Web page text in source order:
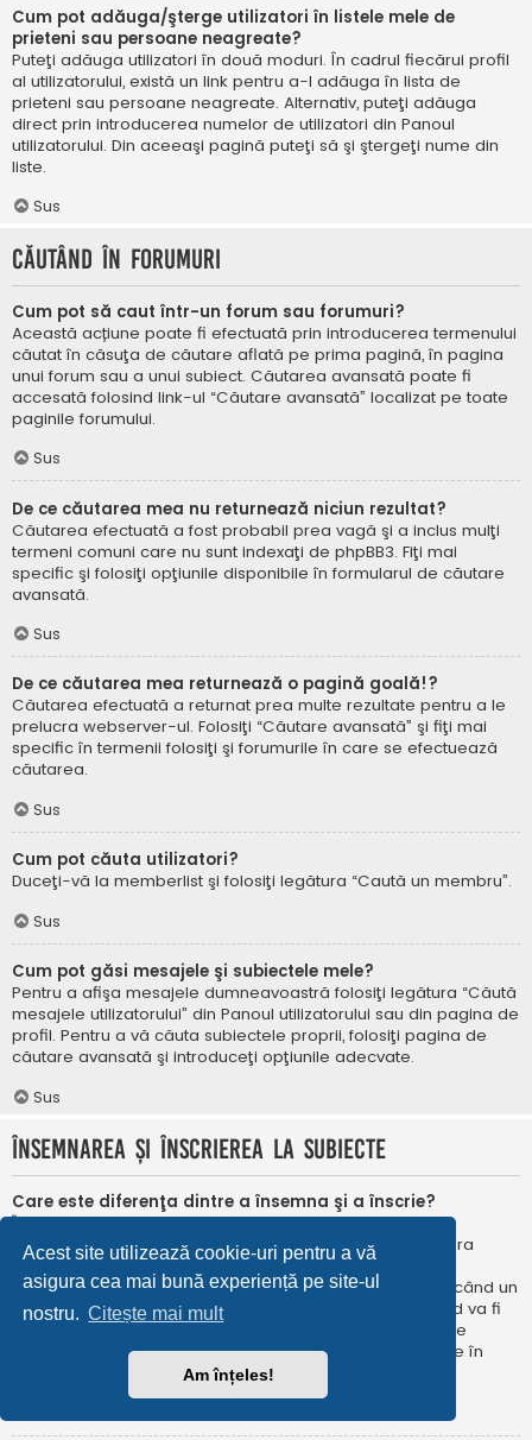
Acest site utilizează cookie-uri pentru a vă
asigura cea mai bună experiență pe site-ul
nostru. Citește mai mult
Am înțeles!
Cum pot adăuga/şterge utilizatori în listele mele de
prieteni sau persoane neagreate?
Puteţi adăuga utilizatori în două moduri. În cadrul fiecărui profil
al utilizatorului, există un link pentru a-l adăuga în lista de
prieteni sau persoane neagreate. Alternativ, puteţi adăuga
direct prin introducerea numelor de utilizatori din Panoul
utilizatorului. Din aceeaşi pagină puteţi să şi ştergeţi nume din
liste.
Sus
Căutând în forumuri
Cum pot să caut într-un forum sau forumuri?
Această acțiune poate fi efectuată prin introducerea termenului
căutat în căsuţa de căutare aflată pe prima pagină, în pagina
unui forum sau a unui subiect. Căutarea avansată poate fi
accesată folosind link-ul “Căutare avansată” localizat pe toate
paginile forumului.
Sus
De ce căutarea mea nu returnează niciun rezultat?
Căutarea efectuată a fost probabil prea vagă şi a inclus mulţi
termeni comuni care nu sunt indexaţi de phpBB3. Fiţi mai
specific şi folosiţi opţiunile disponibile în formularul de căutare
avansată.
Sus
De ce căutarea mea returnează o pagină goală!?
Căutarea efectuată a returnat prea multe rezultate pentru a le
prelucra webserver-ul. Folosiţi “Căutare avansată” şi fiţi mai
specific în termenii folosiţi şi forumurile în care se efectuează
căutarea.
Sus
Cum pot căuta utilizatori?
Duceţi-vă la memberlist şi folosiţi legătura “Caută un membru”.
Sus
Cum pot găsi mesajele şi subiectele mele?
Pentru a afişa mesajele dumneavoastră folosiţi legătura “Căută
mesajele utilizatorului” din Panoul utilizatorului sau din pagina de
profil. Pentru a vă căuta subiectele proprii, folosiţi pagina de
căutare avansată şi introduceţi opţiunile adecvate.
Sus
Însemnarea şi înscrierea la subiecte
Care este diferenţa dintre a însemna şi a înscrie?
În phpBB 3.0 însemnarea era foarte asemănătoare cu
însemnarea în browser-ul web. Nu eraţi notificat când era
publicat un răspuns. În phpBB 3.1, însemnarea este
asemănătoarea înscrierii la un subiect. Puteți fi notificat când un
subiect este actualizat. Înscriindu-vă, veţi fi notificat când va fi
publicat un răspuns în subiectul sau în forum. Opțiunile de
notificare pentru însemnare și înscriere pot fi configurate în
Panoul utilizatorului, sub “Preferințe forum”.